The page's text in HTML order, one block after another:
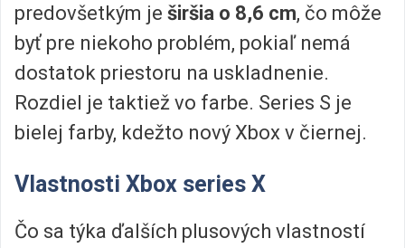
predovšetkým je širšia o 8,6 cm, čo môže
byť pre niekoho problém, pokiaľ nemá
dostatok priestoru na uskladnenie.
Rozdiel je taktiež vo farbe. Series S je
bielej farby, kdežto nový Xbox v čiernej.
Vlastnosti Xbox series X
Čo sa týka ďalších plusových vlastností